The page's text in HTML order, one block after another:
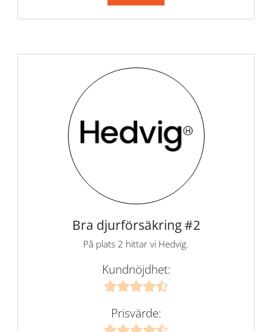
Bra djurförsäkring #2
På plats 2 hittar vi Hedvig.
Kundnöjdhet:
Prisvärde: